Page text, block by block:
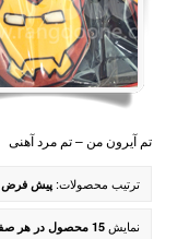
تم آیرون من – تم مرد آهنی
ترتیب محصولات: پیش فرض
نمایش 15 محصول در هر صفحه